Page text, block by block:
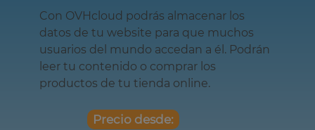
Con OVHcloud podrás almacenar los
datos de tu website para que muchos
usuarios del mundo accedan a él. Podrán
leer tu contenido o comprar los
productos de tu tienda online.
Precio desde: